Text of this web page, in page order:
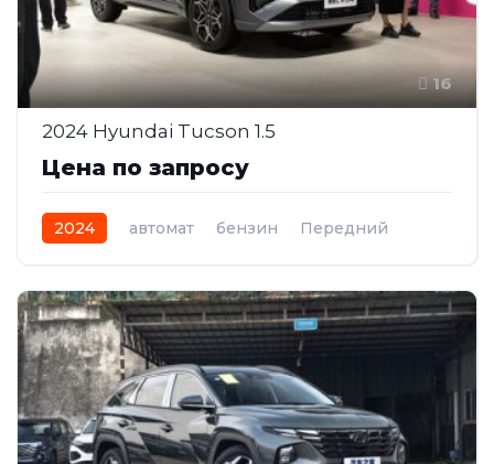
16
2024 Hyundai Tucson 1.5
Цена по запросу
2024 автомат бензин Передний